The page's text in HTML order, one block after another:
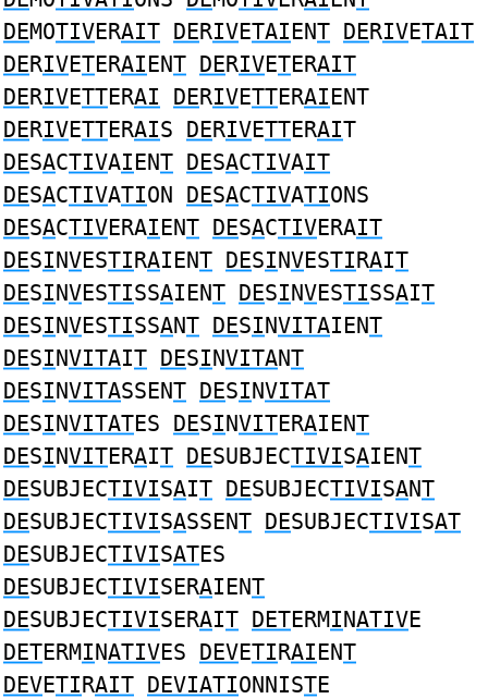
DEMOTIVERAIT DERIVETAIENT DERIVETAIT
DERIVETERAIENT DERIVETERAIT
DERIVETTERAI DERIVETTERAIENT
DERIVETTERAIS DERIVETTERAIT
DESACTIVAIENT DESACTIVAIT
DESACTIVATION DESACTIVATIONS
DESACTIVERAIENT DESACTIVERAIT
DESINVESTIRAIENT DESINVESTIRAIT
DESINVESTISSAIENT DESINVESTISSAIT
DESINVESTISSANT DESINVITAIENT
DESINVITAIT DESINVITANT
DESINVITASSENT DESINVITAT
DESINVITATES DESINVITERAIENT
DESINVITERAIT DESUBJECTIVISAIENT
DESUBJECTIVISAIT DESUBJECTIVISANT
DESUBJECTIVISASSENT DESUBJECTIVISAT
DESUBJECTIVISATES
DESUBJECTIVISERAIENT
DESUBJECTIVISERAIT DETERMINATIVE
DETERMINATIVES DEVETIRAIENT
DEVETIRAIT DEVIATIONNISTE